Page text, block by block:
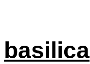
basilica